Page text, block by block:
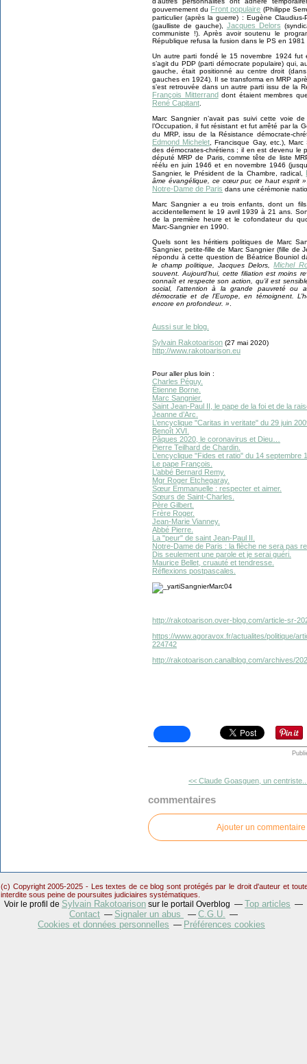
gouvernement du Front populaire (Philippe
particulier (après la guerre) : Eugène
(gaulliste de gauche), Jacques Delors
communiste !). Après avoir soutenu le
République refusa la fusion dans le PS en 1981
Un autre parti fondé le 15 novembre 1924 fut
s’agit du PDP (parti démocrate populaire) qui,
gauche, était positionné au centre droit
gauches en 1924). Il se transforma en MRP
s’est retrouvée dans un autre parti issu de la
François Mitterrand dont étaient membres
René Capitant
Marc Sangnier n’avait pas suivi cette voie
l’Occupation, il fut résistant et fut arrêté par la
du MRP, issu de la Résistance démocrate-
Edmond Michelet , Francisque Gay, etc.),
des démocrates-chrétiens ; il en est devenu le
député MRP de Paris, comme tête de liste
réélu en juin 1946 et en novembre 1946
Sangnier, le Président de la Chambre, radical,
âme évangélique, ce cœur pur, ce haut esprit »
Notre-Dame de Paris dans une cérémonie
Marc Sangnier a eu trois enfants, dont un
accidentellement le 19 avril 1939 à 21 ans.
de la première heure et le cofondateur du
Marc-Sangnier en 1990.
Quels sont les héritiers politiques de Marc
Sangnier, petite-fille de Marc Sangnier (fille de
répondu à cette question de Béatrice Bouniol
le champ politique, Jacques Delors,Michel
souvent. Aujourd’hui, cette filiation est moins
connaît et respecte son action, qu’il est
social, l’attention à la grande pauvreté ou
démocratie et de l’Europe, en témoignent.
encore en profondeur. »
Aussi sur le blog.
Sylvain Rakotoarison (27 mai 2020)
http://www.rakotoarison.eu
Pour aller plus loin :
Charles Péguy.
Étienne Borne.
Marc Sangnier.
Saint Jean-Paul II, le pape de la foi et de la
Jeanne d’Arc.
L’encyclique "Caritas in veritate" du 29 juin
Benoît XVI.
Pâques 2020, le coronavirus et Dieu…
Pierre Teilhard de Chardin.
L’encyclique "Fides et ratio" du 14 septembre
Le pape François.
L’abbé Bernard Remy.
Mgr Roger Etchegaray.
Sœur Emmanuelle : respecter et aimer.
Sœurs de Saint-Charles.
Père Gilbert.
Frère Roger.
Jean-Marie Vianney.
Abbé Pierre.
La "peur" de saint Jean-Paul II.
Notre-Dame de Paris : la flèche ne sera pas
Dis seulement une parole et je serai guéri.
Maurice Bellet, cruauté et tendresse.
Réflexions postpascales.
http://rakotoarison.over-blog.com/article-sr-
https://www.agoravox.fr/actualites/politique/
224742
http://rakotoarison.canalblog.com/archives/
<< Claude Goasguen, un
commentaires
Ajouter un commentaire
(c) Copyright 2005-2025 - Les textes de ce blog sont protégés par le droit d'auteur et
interdite sous peine de poursuites judiciaires systématiques.
Voir le profil de Sylvain Rakotoarison sur le portail Overblog
Top articles
Contact
Signaler un abus
C.G.U.
Cookies et données personnelles
Préférences cookies